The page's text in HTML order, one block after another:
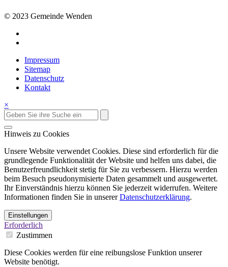
© 2023 Gemeinde Wenden
Impressum
Sitemap
Datenschutz
Kontakt
×
Hinweis zu Cookies
Unsere Website verwendet Cookies. Diese sind erforderlich für die
grundlegende Funktionalität der Website und helfen uns dabei, die
Benutzerfreundlichkeit stetig für Sie zu verbessern. Hierzu werden
beim Besuch pseudonymisierte Daten gesammelt und ausgewertet.
Ihr Einverständnis hierzu können Sie jederzeit widerrufen. Weitere
Informationen finden Sie in unsererDatenschutzerklärung.
Einstellungen
Erforderlich
Zustimmen
Diese Cookies werden für eine reibungslose Funktion unserer
Website benötigt.